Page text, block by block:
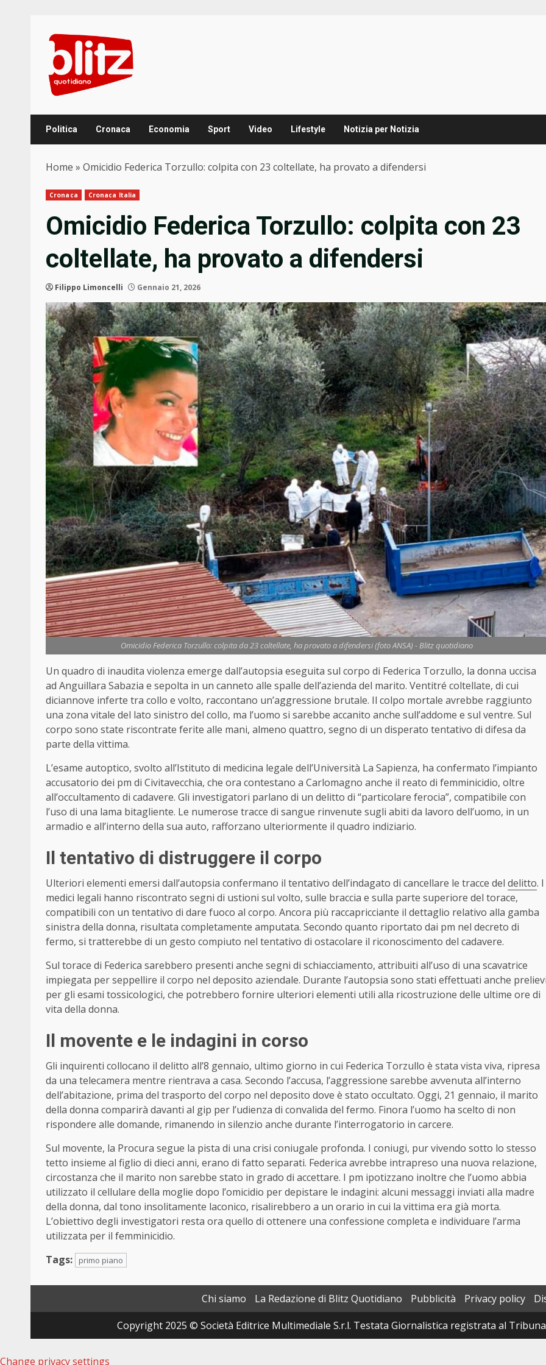
content
Politica Cronaca Economia Sport Video Lifestyle Notizia per Notizia
Home » Omicidio Federica Torzullo: colpita con 23 coltellate, ha provato a difendersi
Cronaca Cronaca Italia
Omicidio Federica Torzullo: colpita con 23
coltellate, ha provato a difendersi
Filippo Limoncelli Gennaio 21, 2026
Omicidio Federica Torzullo: colpita da 23 coltellate, ha provato a difendersi (foto ANSA) - Blitz quotidiano
Un quadro di inaudita violenza emerge dall’autopsia eseguita sul corpo di Federica Torzullo, la donna uccisa
ad Anguillara Sabazia e sepolta in un canneto alle spalle dell’azienda del marito. Ventitré coltellate, di cui
diciannove inferte tra collo e volto, raccontano un’aggressione brutale. Il colpo mortale avrebbe raggiunto
una zona vitale del lato sinistro del collo, ma l’uomo si sarebbe accanito anche sull’addome e sul ventre. Sul
corpo sono state riscontrate ferite alle mani, almeno quattro, segno di un disperato tentativo di difesa da
parte della vittima.
L’esame autoptico, svolto all’Istituto di medicina legale dell’Università La Sapienza, ha confermato l’impianto
accusatorio dei pm di Civitavecchia, che ora contestano a Carlomagno anche il reato di femminicidio, oltre
all’occultamento di cadavere. Gli investigatori parlano di un delitto di “particolare ferocia”, compatibile con
l’uso di una lama bitagliente. Le numerose tracce di sangue rinvenute sugli abiti da lavoro dell’uomo, in un
armadio e all’interno della sua auto, rafforzano ulteriormente il quadro indiziario.
Il tentativo di distruggere il corpo
Ulteriori elementi emersi dall’autopsia confermano il tentativo dell’indagato di cancellare le tracce del delitto. I
medici legali hanno riscontrato segni di ustioni sul volto, sulle braccia e sulla parte superiore del torace,
compatibili con un tentativo di dare fuoco al corpo. Ancora più raccapricciante il dettaglio relativo alla gamba
sinistra della donna, risultata completamente amputata. Secondo quanto riportato dai pm nel decreto di
fermo, si tratterebbe di un gesto compiuto nel tentativo di ostacolare il riconoscimento del cadavere.
Sul torace di Federica sarebbero presenti anche segni di schiacciamento, attribuiti all’uso di una scavatrice
impiegata per seppellire il corpo nel deposito aziendale. Durante l’autopsia sono stati effettuati anche
per gli esami tossicologici, che potrebbero fornire ulteriori elementi utili alla ricostruzione delle ultime ore di
vita della donna.
Il movente e le indagini in corso
Gli inquirenti collocano il delitto all’8 gennaio, ultimo giorno in cui Federica Torzullo è stata vista viva, ripresa
da una telecamera mentre rientrava a casa. Secondo l’accusa, l’aggressione sarebbe avvenuta all’interno
dell’abitazione, prima del trasporto del corpo nel deposito dove è stato occultato. Oggi, 21 gennaio, il marito
della donna comparirà davanti al gip per l’udienza di convalida del fermo. Finora l’uomo ha scelto di non
rispondere alle domande, rimanendo in silenzio anche durante l’interrogatorio in carcere.
Sul movente, la Procura segue la pista di una crisi coniugale profonda. I coniugi, pur vivendo sotto lo stesso
tetto insieme al figlio di dieci anni, erano di fatto separati. Federica avrebbe intrapreso una nuova relazione,
circostanza che il marito non sarebbe stato in grado di accettare. I pm ipotizzano inoltre che l’uomo abbia
utilizzato il cellulare della moglie dopo l’omicidio per depistare le indagini: alcuni messaggi inviati alla madre
della donna, dal tono insolitamente laconico, risalirebbero a un orario in cui la vittima era già morta.
L’obiettivo degli investigatori resta ora quello di ottenere una confessione completa e individuare l’arma
utilizzata per il femminicidio.
Tags:
primo piano
Chi siamo La Redazione di Blitz Quotidiano Pubblicità Privacy policy
Copyright 2025 © Società Editrice Multimediale S.r.l. Testata Giornalistica registrata al
Change privacy settings